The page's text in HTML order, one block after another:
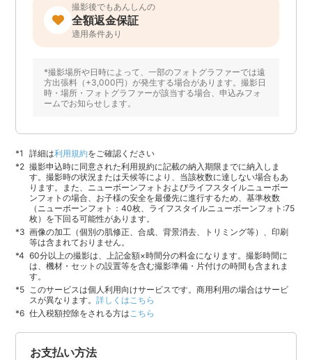
撮影後でもあんしんの
全額返金保証
適用条件あり
*撮影場所や日時によって、一部のフォトグラファーでは遠
方出張料（+3,000円）が発生する場合があります。撮影日
時・場所・フォトグラファーが該当する場合、申込みフォ
ームでお知らせします。
詳細は利用規約をご確認ください
撮影申込時に同意された利用規約に記載の納入期限までに納入しま
す。撮影時の状況または天候等により、当該枚数に達しない場合もあ
ります。また、ニューボーンフォトおよびライフスタイルニューボー
ンフォトの場合、お子様の安全を最優先に進行するため、基準枚数
（ニューボーンフォト：40枚、ライフスタイルニューボーンフォト:75
枚）を下回る可能性があります。
画像の加工（個別の肌修正、合成、背景消去、トリミング等）、印刷
等は含まれておりません。
60分以上の撮影は、上記金額×時間分の料金になります。撮影時間に
は、機材・セットの設置等を含む撮影準備・片付けの時間も含まれま
す。
このサービスは個人利用向けサービスです。商用利用の場合はサービ
スが異なります。詳しくはこちら
仕入税額控除をされる方は こちら
お支払い方法